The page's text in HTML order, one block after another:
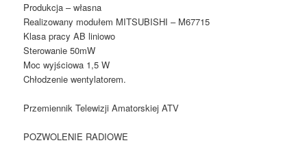
Produkcja – własna
Realizowany modułem MITSUBISHI – M67715
Klasa pracy AB liniowo
Sterowanie 50mW
Moc wyjściowa 1,5 W
Chłodzenie wentylatorem.
Przemiennik Telewizji Amatorskiej ATV
POZWOLENIE RADIOWE